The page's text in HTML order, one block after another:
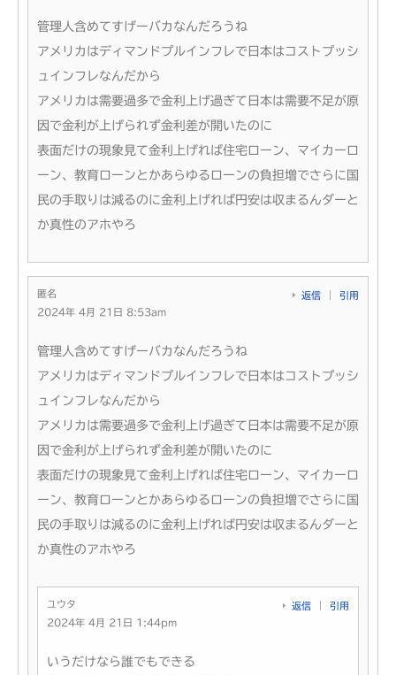
管理人含めてすげーバカなんだろうね
アメリカはディマンドプルインフレで日本はコストプッシ
ュインフレなんだから
アメリカは需要過多で金利上げ過ぎて日本は需要不足が原
因で金利が上げられず金利差が開いたのに
表面だけの現象見て金利上げれば住宅ローン、マイカーロ
ーン、教育ローンとかあらゆるローンの負担増でさらに国
民の手取りは減るのに金利上げれば円安は収まるんダーと
か真性のアホやろ
匿名
2024年 4月 21日 8:53am
返信 引用
管理人含めてすげーバカなんだろうね
アメリカはディマンドプルインフレで日本はコストプッシ
ュインフレなんだから
アメリカは需要過多で金利上げ過ぎて日本は需要不足が原
因で金利が上げられず金利差が開いたのに
表面だけの現象見て金利上げれば住宅ローン、マイカーロ
ーン、教育ローンとかあらゆるローンの負担増でさらに国
民の手取りは減るのに金利上げれば円安は収まるんダーと
か真性のアホやろ
ユウタ
2024年 4月 21日 1:44pm
返信 引用
いうだけなら誰でもできる